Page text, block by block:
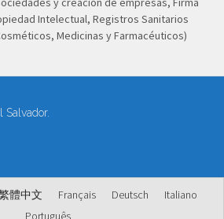
Intelectual, Registros Sanitarios
Medicinas y Farmacéuticos)
Salvador.
體中文 Français Deutsch
Italiano
Português